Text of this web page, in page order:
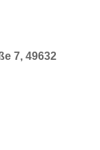
7, 49632